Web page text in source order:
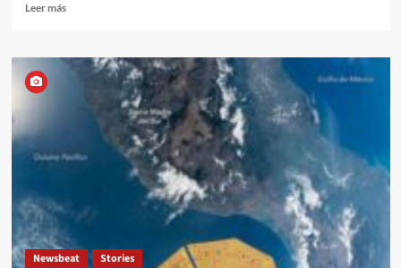
Leer más
Newsbeat Stories